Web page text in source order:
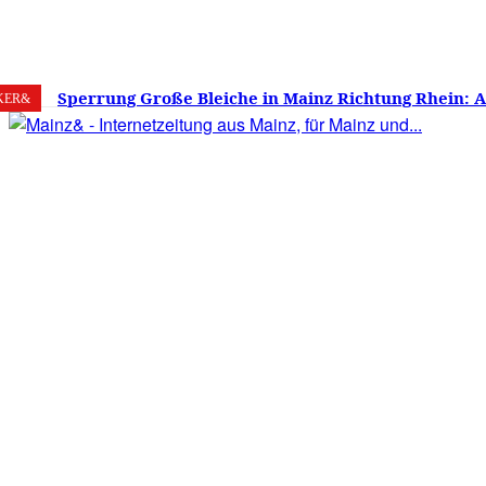
7. August 2026 17.9 Mainz
Sperrung Große Bleiche in Mainz Richtung Rhein:
verwirrt, Mainzer stinksauer – Haben die Mainzer